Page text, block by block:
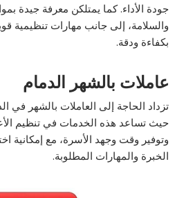
جودة الأداء. كما يمتلكن معرفة جيدة
والسلامة، إلى جانب مهارات تنظيمية
بكفاءة ودقة.
عاملات بالشهر الدمام
تزداد الحاجة إلى العاملات بالشهر في
حيث تساعد هذه الخدمات في تنظيم
وتوفير وقت وجهد الأسرة، مع إمكانية
الخبرة والمهارات المطلوبة.